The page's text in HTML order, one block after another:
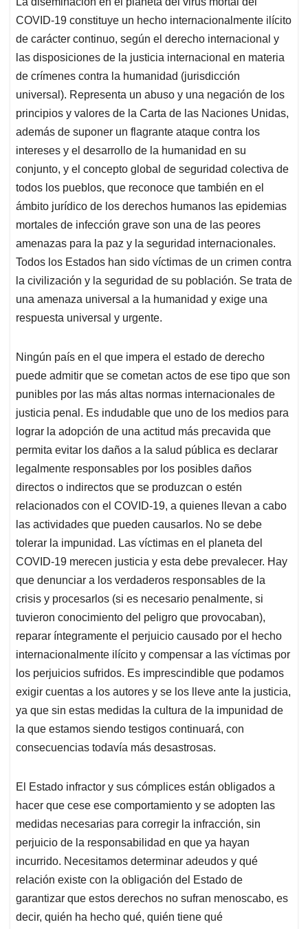
s
A
p
p
b
o
o
k
e
d
I
n
a
d
s
COVID-19 constituye un hecho internacionalmente ilícito
de carácter continuo, según el derecho internacional y
las disposiciones de la justicia internacional en materia
de crímenes contra la humanidad (jurisdicción
universal). Representa un abuso y una negación de los
principios y valores de la Carta de las Naciones Unidas,
además de suponer un flagrante ataque contra los
intereses y el desarrollo de la humanidad en su
conjunto, y el concepto global de seguridad colectiva de
todos los pueblos, que reconoce que también en el
ámbito jurídico de los derechos humanos las epidemias
mortales de infección grave son una de las peores
amenazas para la paz y la seguridad internacionales.
Todos los Estados han sido víctimas de un crimen contra
la civilización y la seguridad de su población. Se trata de
una amenaza universal a la humanidad y exige una
respuesta universal y urgente.
Ningún país en el que impera el estado de derecho
puede admitir que se cometan actos de ese tipo que son
punibles por las más altas normas internacionales de
justicia penal. Es indudable que uno de los medios para
lograr la adopción de una actitud más precavida que
permita evitar los daños a la salud pública es declarar
legalmente responsables por los posibles daños
directos o indirectos que se produzcan o estén
relacionados con el COVID-19, a quienes llevan a cabo
las actividades que pueden causarlos. No se debe
tolerar la impunidad. Las víctimas en el planeta del
COVID-19 merecen justicia y esta debe prevalecer. Hay
que denunciar a los verdaderos responsables de la
crisis y procesarlos (si es necesario penalmente, si
tuvieron conocimiento del peligro que provocaban),
reparar íntegramente el perjuicio causado por el hecho
internacionalmente ilícito y compensar a las víctimas por
los perjuicios sufridos. Es imprescindible que podamos
exigir cuentas a los autores y se los lleve ante la justicia,
ya que sin estas medidas la cultura de la impunidad de
la que estamos siendo testigos continuará, con
consecuencias todavía más desastrosas.
El Estado infractor y sus cómplices están obligados a
hacer que cese ese comportamiento y se adopten las
medidas necesarias para corregir la infracción, sin
perjuicio de la responsabilidad en que ya hayan
incurrido. Necesitamos determinar adeudos y qué
relación existe con la obligación del Estado de
garantizar que estos derechos no sufran menoscabo, es
decir, quién ha hecho qué, quién tiene qué